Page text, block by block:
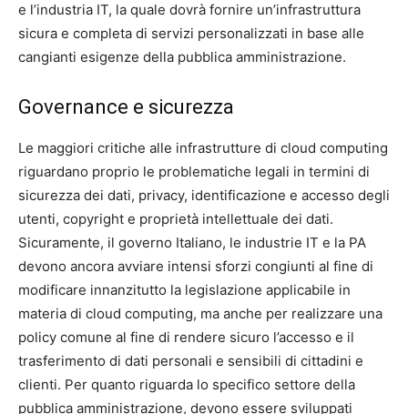
e l’industria IT, la quale dovrà fornire un’infrastruttura
sicura e completa di servizi personalizzati in base alle
cangianti esigenze della pubblica amministrazione.
Governance e sicurezza
Le maggiori critiche alle infrastrutture di cloud computing
riguardano proprio le problematiche legali in termini di
sicurezza dei dati, privacy, identificazione e accesso degli
utenti, copyright e proprietà intellettuale dei dati.
Sicuramente, il governo Italiano, le industrie IT e la PA
devono ancora avviare intensi sforzi congiunti al fine di
modificare innanzitutto la legislazione applicabile in
materia di cloud computing, ma anche per realizzare una
policy comune al fine di rendere sicuro l’accesso e il
trasferimento di dati personali e sensibili di cittadini e
clienti. Per quanto riguarda lo specifico settore della
pubblica amministrazione, devono essere sviluppati